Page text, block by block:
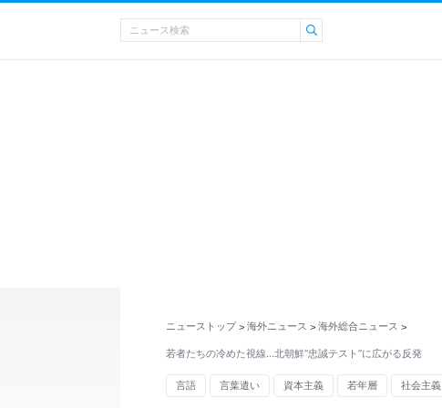
ニューストップ > 海外ニュース > 海外総合ニュース >
若者たちの冷めた視線…北朝鮮“忠誠テスト”に広がる反発
言語 言葉遣い 資本主義 若年層 社会主義